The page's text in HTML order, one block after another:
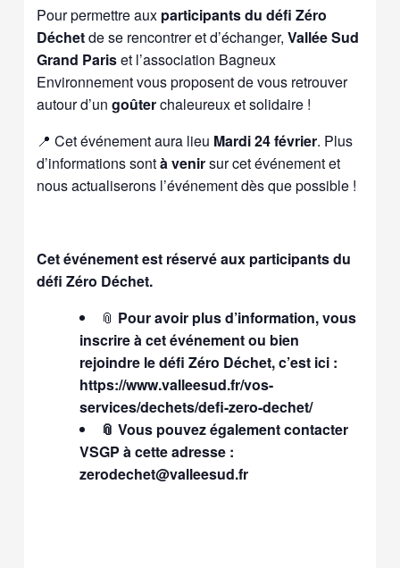
Pour permettre aux participants du défi Zéro
Déchetde se rencontrer et d’échanger,Vallée Sud
Grand Pariset l’association Bagneux
Environnement vous proposent de vous retrouver
autour d’ungoûterchaleureux et solidaire !
📍Cet événement aura lieu Mardi 24 février. Plus
d’informations sontà venirsur cet événement et
nous actualiserons l’événement dès que possible !
Cet événement est réservé aux participants du
défi Zéro Déchet.
📎 Pour avoir plus d’information, vous
inscrire à cet événement ou bien
rejoindre le défi Zéro Déchet, c’est ici :
https://www.valleesud.fr/vos-
services/dechets/defi-zero-dechet/
📎Vous pouvez également contacter
VSGP à cette adresse :
zerodechet@valleesud.fr